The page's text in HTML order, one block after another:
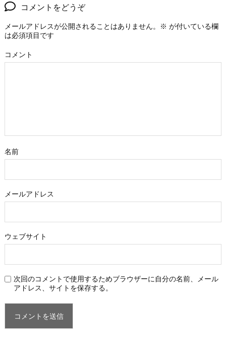
コメントをどうぞ
メールアドレスが公開されることはありません。 ※ が付いている欄
は必須項目です
コメント
名前
メールアドレス
ウェブサイト
次回のコメントで使用するためブラウザーに自分の名前、メール
アドレス、サイトを保存する。